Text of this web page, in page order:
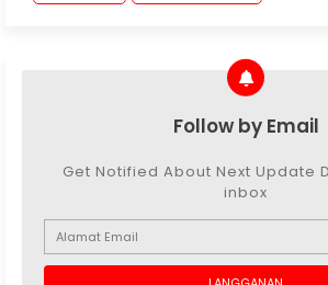
Follow by Email
Get Notified About Next Update
inbox